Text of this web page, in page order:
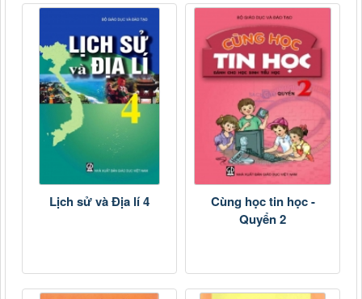
Lịch sử và Địa lí 4
Cùng học tin học -
Quyển 2